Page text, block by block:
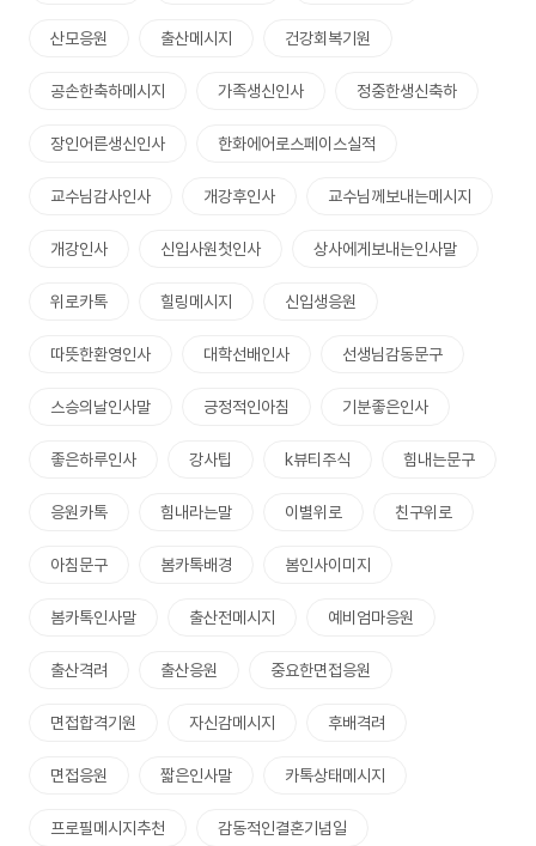
산모응원 출산메시지 건강회복기원
공손한축하메시지 가족생신인사 정중한생신축하
장인어른생신인사 한화에어로스페이스실적
교수님감사인사 개강후인사 교수님께보내는메시지
개강인사 신입사원첫인사 상사에게보내는인사말
위로카톡 힐링메시지 신입생응원
따뜻한환영인사 대학선배인사 선생님감동문구
스승의날인사말 긍정적인아침 기분좋은인사
좋은하루인사 강사팁 k뷰티주식 힘내는문구
응원카톡 힘내라는말 이별위로 친구위로
아침문구 봄카톡배경 봄인사이미지
봄카톡인사말 출산전메시지 예비엄마응원
출산격려 출산응원 중요한면접응원
면접합격기원 자신감메시지 후배격려
면접응원 짧은인사말 카톡상태메시지
프로필메시지추천 감동적인결혼기념일